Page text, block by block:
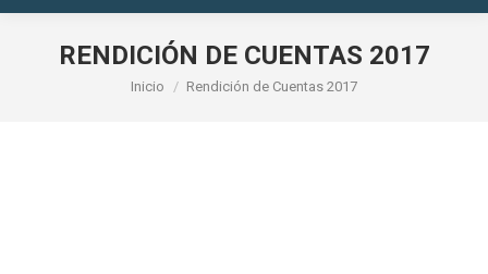
RENDICIÓN DE CUENTAS 2017
Estás aquí:
Inicio Rendición de Cuentas 2017